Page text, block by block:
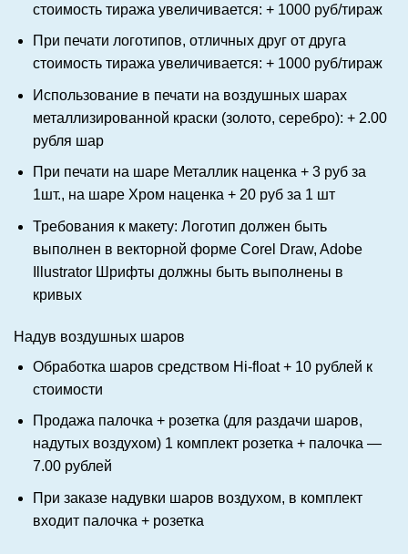
стоимость тиража увеличивается: + 1000 руб/тираж
При печати логотипов, отличных друг от друга
стоимость тиража увеличивается: + 1000 руб/тираж
Использование в печати на воздушных шарах
металлизированной краски (золото, серебро): + 2.00
рубля шар
При печати на шаре Металликнаценка + 3 руб за
1шт., на шаре Хром наценка + 20 руб за 1 шт
Требования к макету: Логотип должен быть
выполнен в векторной форме Corel Draw, Adobe
IllustratorШрифты должны быть выполнены в
кривых
Надув воздушных шаров
Обработка шаров средством Hi-float + 10 рублей к
стоимости
Продажа палочка + розетка (для раздачи шаров,
надутых воздухом) 1 комплект розетка + палочка —
7.00 рублей
При заказе надувки шаров воздухом, в комплект
входит палочка + розетка